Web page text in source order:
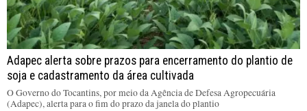
Adapec alerta sobre prazos para encerramento do plantio de
soja e cadastramento da área cultivada
O Governo do Tocantins, por meio da Agência de Defesa Agropecuária
(Adapec), alerta para o fim do prazo da janela do plantio